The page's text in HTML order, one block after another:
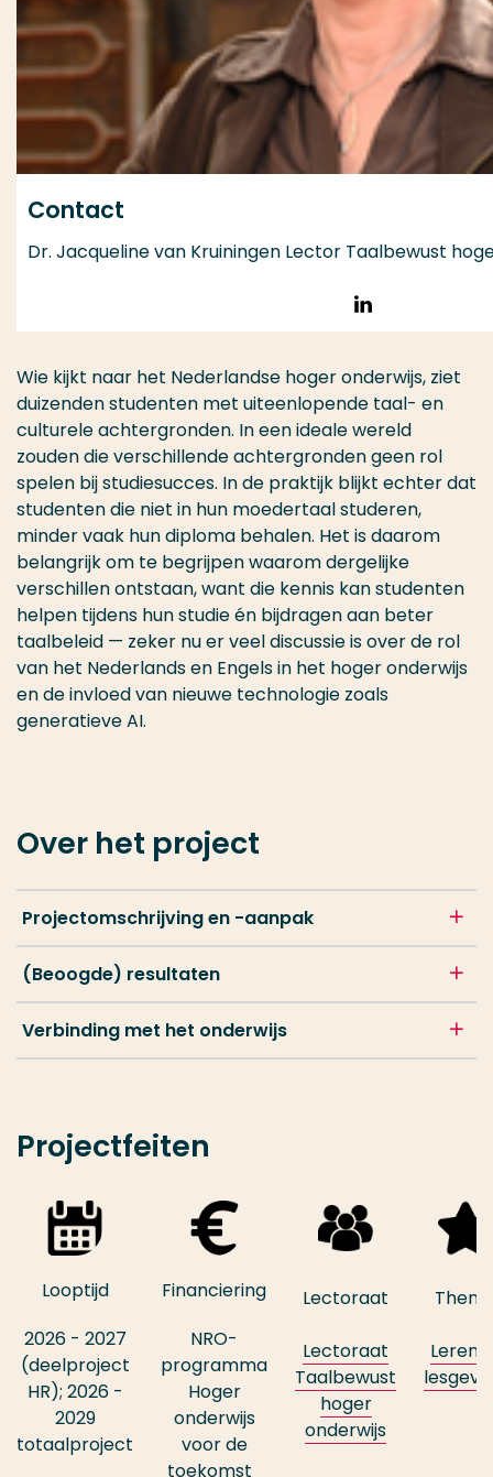
Contact
Dr. Jacqueline van Kruiningen Lector Taalbewust
Volg op
Wie kijkt naar het Nederlandse hoger onderwijs, ziet
duizenden studenten met uiteenlopende taal- en
culturele achtergronden. In een ideale wereld
zouden die verschillende achtergronden geen rol
spelen bij studiesucces. In de praktijk blijkt echter dat
studenten die niet in hun moedertaal studeren,
minder vaak hun diploma behalen. Het is daarom
belangrijk om te begrijpen waarom dergelijke
verschillen ontstaan, want die kennis kan studenten
helpen tijdens hun studie én bijdragen aan beter
taalbeleid — zeker nu er veel discussie is over de rol
van het Nederlands en Engels in het hoger onderwijs
en de invloed van nieuwe technologie zoals
generatieve AI.
Over het project
Projectomschrijving en -aanpak
(Beoogde) resultaten
Verbinding met het onderwijs
Projectfeiten
Looptijd
2026 - 2027
(deelproject
HR); 2026 -
2029
totaalproject
Financiering
NRO-
programma
Hoger
onderwijs
voor de
toekomst
Lectoraat
Lectoraat
Taalbewust
hoger
onderwijs
Leren